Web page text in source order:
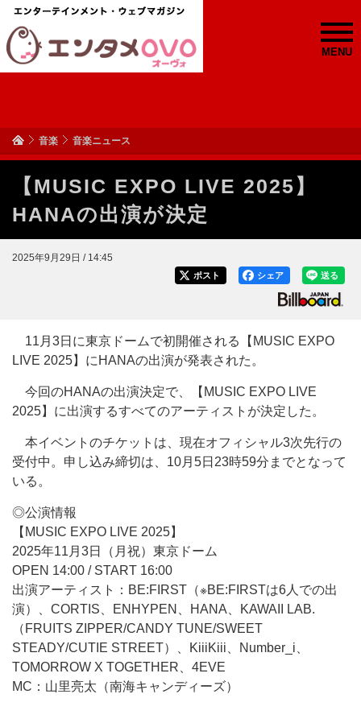
MENU
音楽 音楽ニュース
【MUSIC EXPO LIVE 2025】
HANAの出演が決定
2025年9月29日 / 14:45
送る
シェア
ポスト
11月3日に東京ドームで初開催される【MUSIC EXPO
LIVE 2025】にHANAの出演が発表された。
今回のHANAの出演決定で、【MUSIC EXPO LIVE
2025】に出演するすべてのアーティストが決定した。
本イベントのチケットは、現在オフィシャル3次先行の
受付中。申し込み締切は、10月5日23時59分までとなって
いる。
◎公演情報
【MUSIC EXPO LIVE 2025】
2025年11月3日（月祝）東京ドーム
OPEN 14:00 / START 16:00
出演アーティスト：BE:FIRST（※BE:FIRSTは6人での出
演）、CORTIS、ENHYPEN、HANA、KAWAII LAB.
（FRUITS ZIPPER/CANDY TUNE/SWEET
STEADY/CUTIE STREET）、KiiiKiii、Number_i、
TOMORROW X TOGETHER、4EVE
MC：山里亮太（南海キャンディーズ）